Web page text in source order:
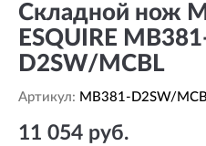
Складной нож
ESQUIRE
D2SW/MCBL
Артикул: MB381-D2SW/
11 054 руб.